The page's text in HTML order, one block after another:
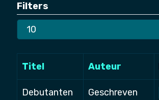
Filters
Toon
Titel Auteur
Debutanten
Geschreven